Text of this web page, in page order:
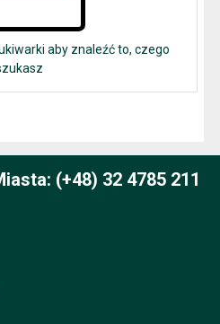
aby znaleźć to, czego
(+48) 32 4785 211